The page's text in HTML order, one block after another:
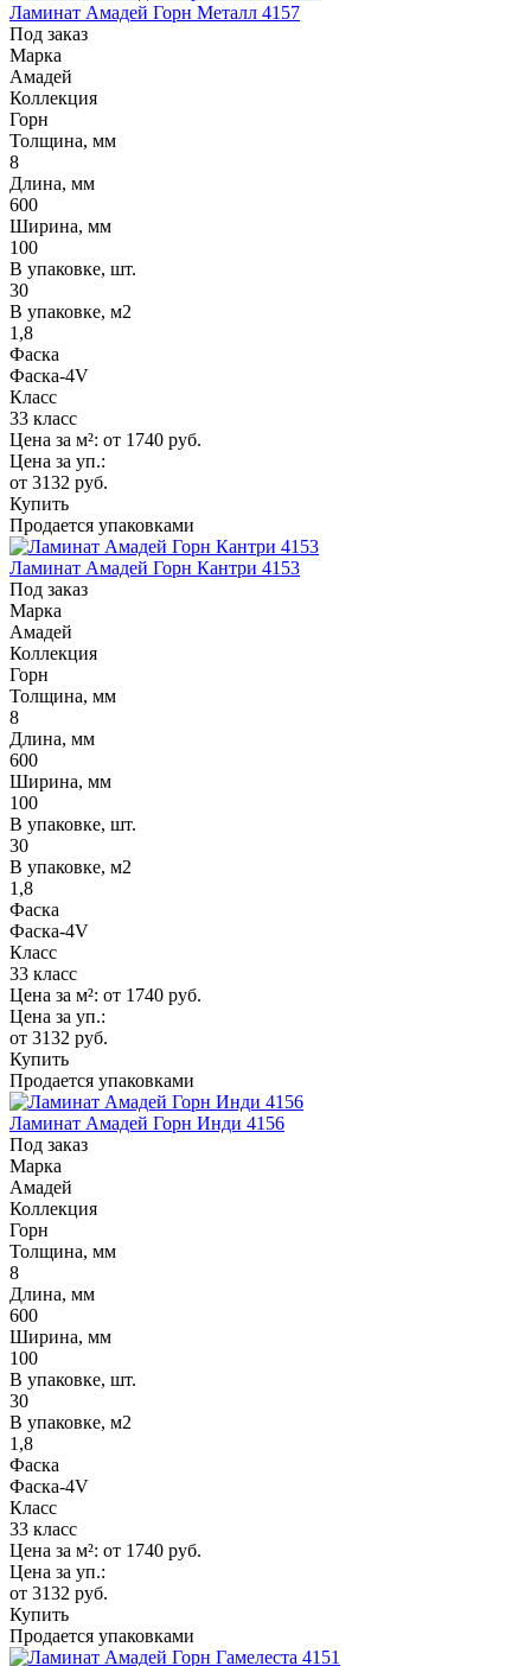
Ламинат Амадей Горн Металл 4157
Под заказ
Марка
Амадей
Коллекция
Горн
Толщина, мм
8
Длина, мм
600
Ширина, мм
100
В упаковке, шт.
30
В упаковке, м2
1,8
Фаска
Фаска-4V
Класс
33 класс
Цена за м²: от 1740 руб.
Цена за уп.:
от 3132 руб.
Купить
Продается упаковками
Ламинат Амадей Горн Кантри 4153
Под заказ
Марка
Амадей
Коллекция
Горн
Толщина, мм
8
Длина, мм
600
Ширина, мм
100
В упаковке, шт.
30
В упаковке, м2
1,8
Фаска
Фаска-4V
Класс
33 класс
Цена за м²: от 1740 руб.
Цена за уп.:
от 3132 руб.
Купить
Продается упаковками
Ламинат Амадей Горн Инди 4156
Под заказ
Марка
Амадей
Коллекция
Горн
Толщина, мм
8
Длина, мм
600
Ширина, мм
100
В упаковке, шт.
30
В упаковке, м2
1,8
Фаска
Фаска-4V
Класс
33 класс
Цена за м²: от 1740 руб.
Цена за уп.:
от 3132 руб.
Купить
Продается упаковками